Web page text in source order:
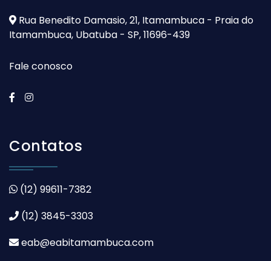
Rua Benedito Damasio, 21, Itamambuca - Praia do
Itamambuca, Ubatuba - SP, 11696-439
Fale conosco
Contatos
(12) 99611-7382
(12) 3845-3303
eab@eabitamambuca.com